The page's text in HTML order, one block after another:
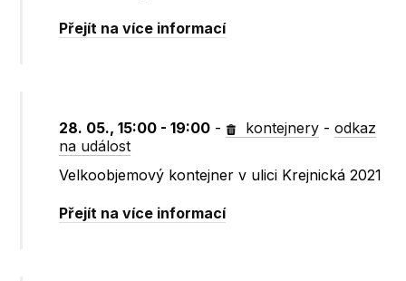
Přejít na více informací
28. 05., 15:00 - 19:00 - kontejnery -odkaz
na událost
Velkoobjemový kontejner v ulici Krejnická 2021
Přejít na více informací